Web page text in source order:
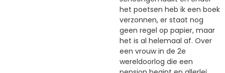
het poetsen heb ik een boek
verzonnen, er staat nog
geen regel op papier, maar
het is al helemaal af. Over
een vrouw in de 2e
wereldoorlog die een